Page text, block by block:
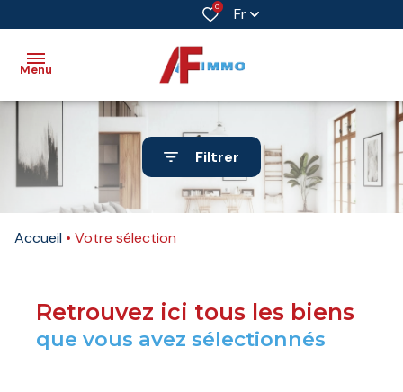
0 Fr
Menu
Accueil
Vente
Immobilier
professionnel
vendus
Immobilier
Filtrer
Accueil Votre sélection
Retrouvez ici tous les biens
que vous avez sélectionnés